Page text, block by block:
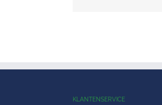
KLANTENSERVICE